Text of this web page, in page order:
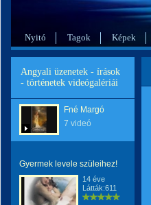
Nyitó Tagok Képek
Angyali üzenetek - írások
- történetek videógalériái
Fné Margó
7 videó
Gyermek levele szüleihez!
14 éve
Látták:611